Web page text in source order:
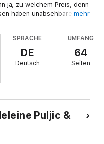
ja, zu welchem Preis, denn
haben unabsehbare
dass Arkoniden – genau wie
Nebenrolle spielen. Er
Wege, weil er hofft, Arkon
verhelfen.
geheimen Arsenal eines
Die
mehr
SPRACHE
DE
Deutsch
UMFANG
64
Seiten
Puljic &